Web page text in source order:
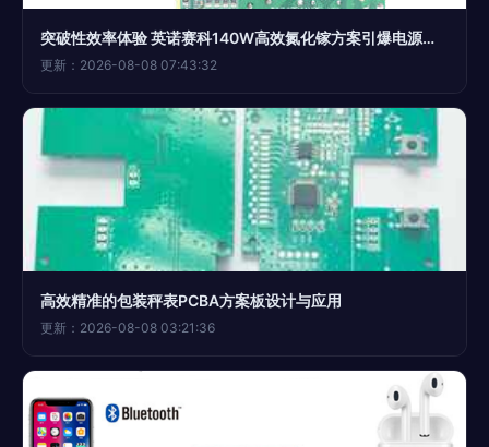
突破性效率体验 英诺赛科140W高效氮化镓方案引爆电源革新
更新：2026-08-08 07:43:32
高效精准的包装秤表PCBA方案板设计与应用
更新：2026-08-08 03:21:36